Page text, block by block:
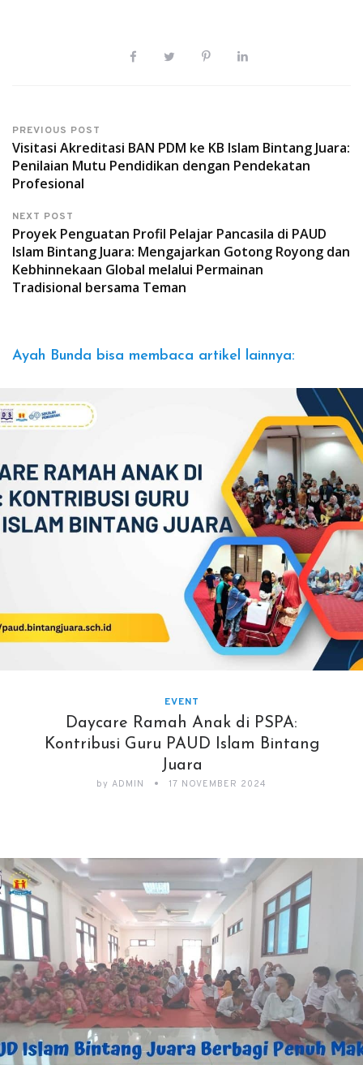
PREVIOUS POST
Visitasi Akreditasi BAN PDM ke KB Islam Bintang Juara:
Penilaian Mutu Pendidikan dengan Pendekatan
Profesional
NEXT POST
Proyek Penguatan Profil Pelajar Pancasila di PAUD
Islam Bintang Juara: Mengajarkan Gotong Royong dan
Kebhinnekaan Global melalui Permainan
Tradisional bersama Teman
Ayah Bunda bisa membaca artikel lainnya:
EVENT
Daycare Ramah Anak di PSPA:
Kontribusi Guru PAUD Islam Bintang
Juara
by ADMIN 17 NOVEMBER 2024